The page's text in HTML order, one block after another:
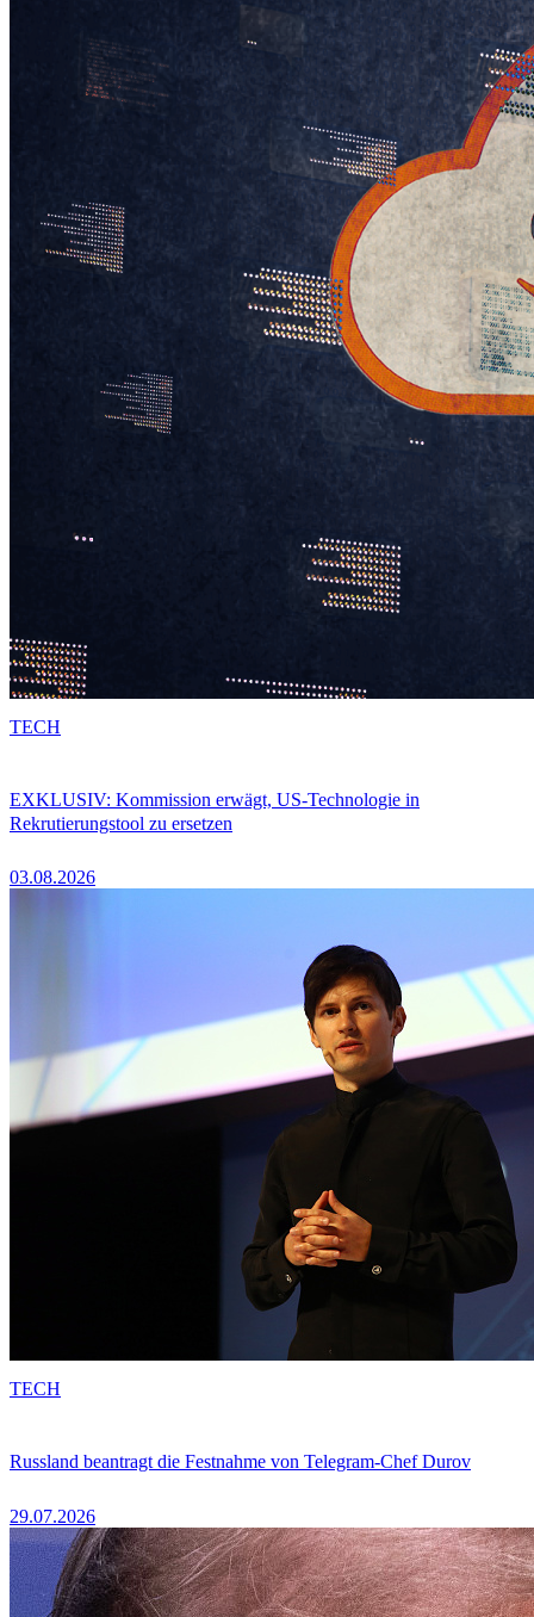
EXKLUSIV: Kommission erwägt, US-Technologie in
Rekrutierungstool zu ersetzen
03.08.2026
TECH
Russland beantragt die Festnahme von Telegram-Chef Durov
29.07.2026
TECH